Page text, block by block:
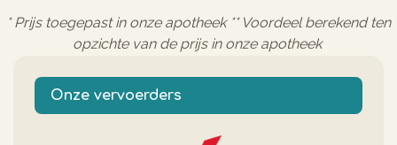
* Prijs toegepast in onze apotheek ** Voordeel berekend ten
opzichte van de prijs in onze apotheek
Onze vervoerders